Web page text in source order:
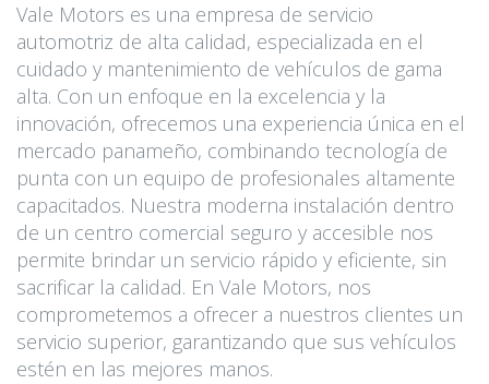
Vale Motors es una empresa de servicio
automotriz de alta calidad, especializada en el
cuidado y mantenimiento de vehículos de gama
alta. Con un enfoque en la excelencia y la
innovación, ofrecemos una experiencia única en el
mercado panameño, combinando tecnología de
punta con un equipo de profesionales altamente
capacitados. Nuestra moderna instalación dentro
de un centro comercial seguro y accesible nos
permite brindar un servicio rápido y eficiente, sin
sacrificar la calidad. En Vale Motors, nos
comprometemos a ofrecer a nuestros clientes un
servicio superior, garantizando que sus vehículos
estén en las mejores manos.